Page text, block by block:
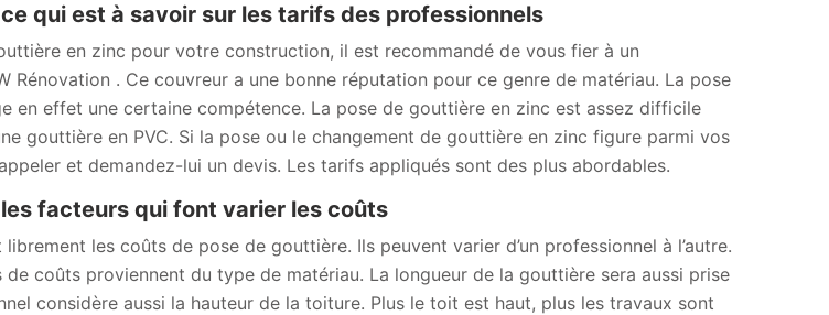
qui est à savoir sur les tarifs des professionnels
en zinc pour votre construction, il est recommandé de vous fier à un
Rénovation . Ce couvreur a une bonne réputation pour ce genre de matériau. La pose
en effet une certaine compétence. La pose de gouttière en zinc est assez difficile
gouttière en PVC. Si la pose ou le changement de gouttière en zinc figure parmi vos
et demandez-lui un devis. Les tarifs appliqués sont des plus abordables.
facteurs qui font varier les coûts
les coûts de pose de gouttière. Ils peuvent varier d’un professionnel à l’autre.
de coûts proviennent du type de matériau. La longueur de la gouttière sera aussi prise
considère aussi la hauteur de la toiture. Plus le toit est haut, plus les travaux sont